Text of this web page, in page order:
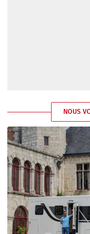
NOUS